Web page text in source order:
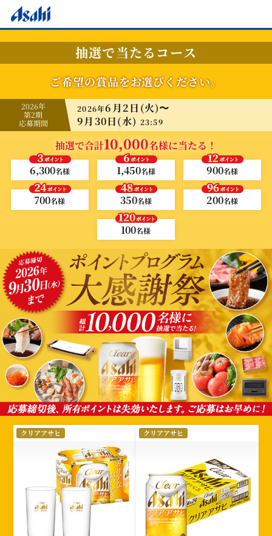
抽選で当たるコース
ご希望の賞品をお選びください。
2026年
第2期
応募期間
2026年6月2日(火)〜
9月30日(水) 23:59
抽選で合計10,000名様に当たる！
6,300名様 1,450名様 900名様
700名様 350名様 200名様
100名様
選
択クリアアサヒ クリアアサヒ